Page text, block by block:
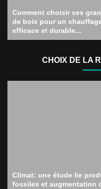
Comment choisir ses
de bois pour un
efficace et durable...
CHOIX DE LA
Climat: une étude lie
fossiles et augmentation